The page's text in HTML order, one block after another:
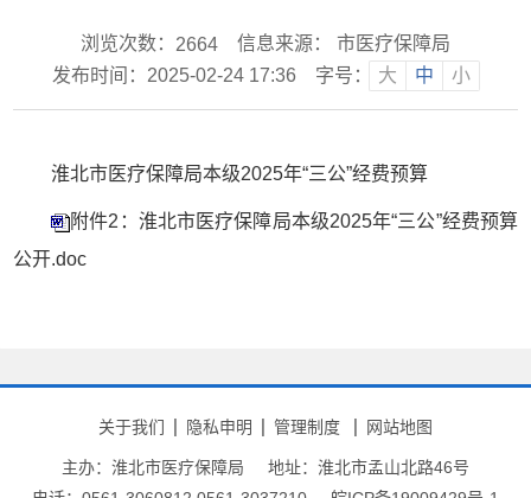
浏览次数： 2664
信息来源： 市医疗保障局
发布时间：2025-02-24 17:36
字号： 大 中 小
淮北市医疗保障局本级2025年“三公”经费预算
附件2：淮北市医疗保障局本级2025年“三公”经费预算
公开.doc
关于我们 隐私申明 管理制度 网站地图
主办：淮北市医疗保障局
地址：淮北市孟山北路46号